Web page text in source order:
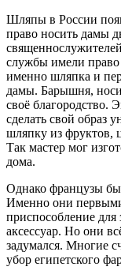
Шляпы в России
право носить дамы
службы имели
именно шляпка и
дамы. Барышня,
своё благородство.
сделать свой образ
шляпку из фруктов,
Так мастер мог
дома.
Однако французы
Именно они первыми
приспособление
аксессуар. Но они
задумался. Многие
убор египетского